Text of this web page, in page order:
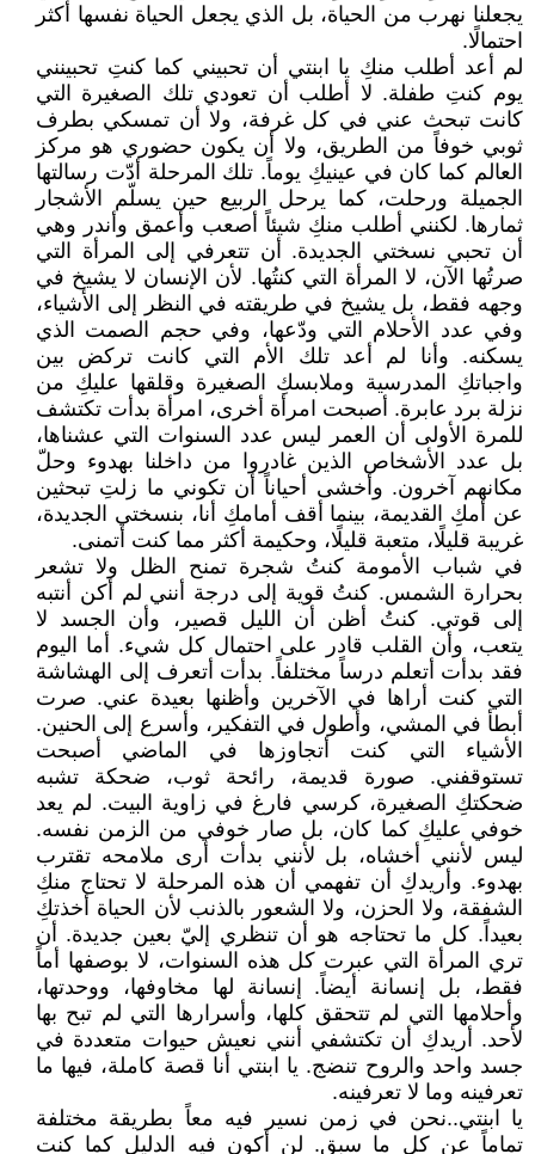
يجعلنا نهرب من الحياة، بل الذي يجعل الحياة نفسها أكثر
احتمالًا.
لم أعد أطلب منكِ يا ابنتي أن تحبيني كما كنتِ تحبينني
يوم كنتِ طفلة. لا أطلب أن تعودي تلك الصغيرة التي
كانت تبحث عني في كل غرفة، ولا أن تمسكي بطرف
ثوبي خوفاً من الطريق، ولا أن يكون حضوري هو مركز
العالم كما كان في عينيكِ يوماً. تلك المرحلة أدّت رسالتها
الجميلة ورحلت، كما يرحل الربيع حين يسلّم الأشجار
ثمارها. لكنني أطلب منكِ شيئاً أصعب وأعمق وأندر وهي
أن تحبي نسختي الجديدة. أن تتعرفي إلى المرأة التي
صرتُها الآن، لا المرأة التي كنتُها. لأن الإنسان لا يشيخ في
وجهه فقط، بل يشيخ في طريقته في النظر إلى الأشياء،
وفي عدد الأحلام التي ودّعها، وفي حجم الصمت الذي
يسكنه. وأنا لم أعد تلك الأم التي كانت تركض بين
واجباتكِ المدرسية وملابسكِ الصغيرة وقلقها عليكِ من
نزلة برد عابرة. أصبحت امرأة أخرى، امرأة بدأت تكتشف
للمرة الأولى أن العمر ليس عدد السنوات التي عشناها،
بل عدد الأشخاص الذين غادروا من داخلنا بهدوء وحلّ
مكانهم آخرون. وأخشى أحياناً أن تكوني ما زلتِ تبحثين
عن أمكِ القديمة، بينما أقف أمامكِ أنا، بنسختي الجديدة،
غريبة قليلًا، متعبة قليلًا، وحكيمة أكثر مما كنت أتمنى.
في شباب الأمومة كنتُ شجرة تمنح الظل ولا تشعر
بحرارة الشمس. كنتُ قوية إلى درجة أنني لم أكن أنتبه
إلى قوتي. كنتُ أظن أن الليل قصير، وأن الجسد لا
يتعب، وأن القلب قادر على احتمال كل شيء. أما اليوم
فقد بدأت أتعلم درساً مختلفاً. بدأت أتعرف إلى الهشاشة
التي كنت أراها في الآخرين وأظنها بعيدة عني. صرت
أبطأ في المشي، وأطول في التفكير، وأسرع إلى الحنين.
الأشياء التي كنت أتجاوزها في الماضي أصبحت
تستوقفني. صورة قديمة، رائحة ثوب، ضحكة تشبه
ضحكتكِ الصغيرة، كرسي فارغ في زاوية البيت. لم يعد
خوفي عليكِ كما كان، بل صار خوفي من الزمن نفسه.
ليس لأنني أخشاه، بل لأنني بدأت أرى ملامحه تقترب
بهدوء. وأريدكِ أن تفهمي أن هذه المرحلة لا تحتاج منكِ
الشفقة، ولا الحزن، ولا الشعور بالذنب لأن الحياة أخذتكِ
بعيداً. كل ما تحتاجه هو أن تنظري إليّ بعين جديدة. أن
تري المرأة التي عبرت كل هذه السنوات، لا بوصفها أماً
فقط، بل إنسانة أيضاً. إنسانة لها مخاوفها، ووحدتها،
وأحلامها التي لم تتحقق كلها، وأسرارها التي لم تبح بها
لأحد. أريدكِ أن تكتشفي أنني نعيش حيوات متعددة في
جسد واحد والروح تنضج. يا ابنتي أنا قصة كاملة، فيها ما
تعرفينه وما لا تعرفينه.
يا ابنتي..نحن في زمن نسير فيه معاً بطريقة مختلفة
تماماً عن كل ما سبق. لن أكون فيه الدليل كما كنت